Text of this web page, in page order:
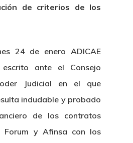
de criterios de los
24 de enero ADICAE
ante el Consejo
Judicial en el que
indudable y probado
de los contratos
Forum y Afinsa con los